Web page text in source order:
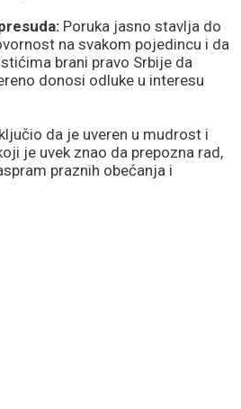
Poruka jasno stavlja do
na svakom pojedincu i da
brani pravo Srbije da
donosi odluke u interesu
da je uveren u mudrost i
je uvek znao da prepozna rad,
praznih obećanja i